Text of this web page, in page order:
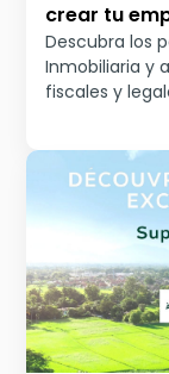
crear tu
Descubra los
Inmobiliaria y
fiscales y